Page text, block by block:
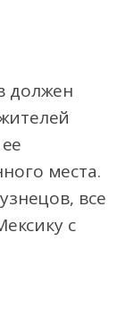
должен
места.
все
с